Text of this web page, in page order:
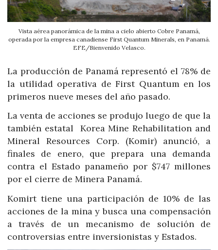
Vista aérea panorámica de la mina a cielo abierto Cobre Panamá,
operada por la empresa canadiense First Quantum Minerals, en Panamá.
EFE/Bienvenido Velasco.
La producción de Panamá representó el 78% de
la utilidad operativa de First Quantum en los
primeros nueve meses del año pasado.
La venta de acciones se produjo luego de que la
también estatal Korea Mine Rehabilitation and
Mineral Resources Corp. (Komir)
anunció, a
finales de enero, que prepara una demanda
contra el Estado panameño por $747 millones
por el cierre de Minera Panamá.
Komirt tiene una participación de 10% de las
acciones de la mina y busca una compensación
a través de un mecanismo de solución de
controversias entre inversionistas y Estados.